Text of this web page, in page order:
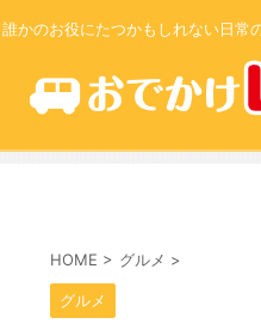
誰かのお役にたつかもしれない日常
HOME > グルメ >
グルメ